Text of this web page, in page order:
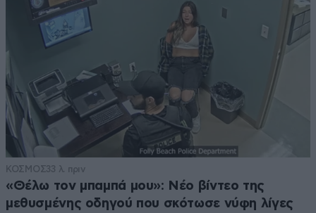
ΚΟΣΜΟΣ33 λ. πριν
«Θέλω τον μπαμπά μου»: Νέο βίντεο της
μεθυσμένης οδηγού που σκότωσε νύφη λίγες